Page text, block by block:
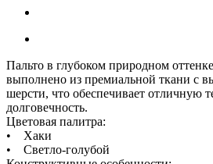
Пальто в глубоком природном
выполнено из премиальной ткани с
шерсти, что обеспечивает отличную
долговечность.
Цветовая палитра:
• Хаки
• Светло-голубой